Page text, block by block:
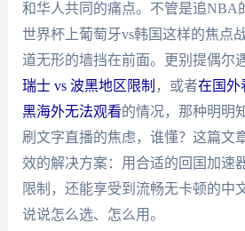
和华人共同的痛点。不管是追NBA
世界杯上葡萄牙vs韩国这样的焦点
道无形的墙挡在前面。更别提偶尔
瑞士 vs 波黑地区限制 ，或者在国外
黑海外无法观看的情况，那种明明
刷文字直播的焦虑，谁懂？这篇文
效的解决方案：用合适的回国加速
限制，还能享受到流畅无卡顿的中
说说怎么选、怎么用。